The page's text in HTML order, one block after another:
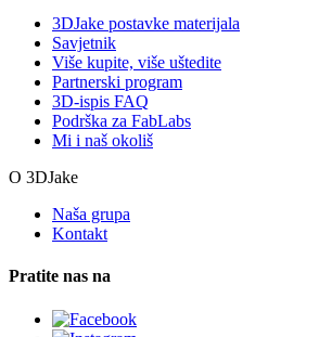
3DJake postavke materijala
Savjetnik
Više kupite, više uštedite
Partnerski program
3D-ispis FAQ
Podrška za FabLabs
Mi i naš okoliš
O 3DJake
Naša grupa
Kontakt
Pratite nas na